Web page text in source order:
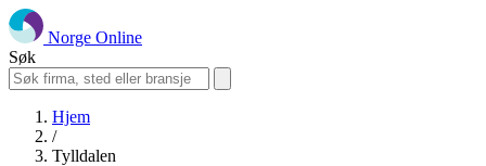
Norge Online
Søk
Hjem
/
Tylldalen